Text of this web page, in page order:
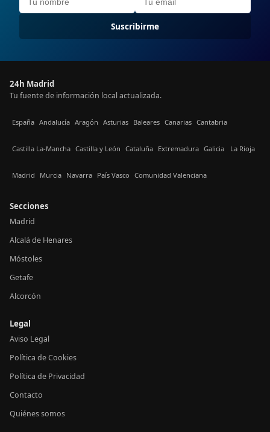
Suscribirme
24h Madrid
Tu fuente de información local actualizada.
España Andalucía Aragón Asturias Baleares Canarias Cantabria
Castilla La-Mancha Castilla y León Cataluña Extremadura Galicia La Rioja
Madrid Murcia Navarra País Vasco Comunidad Valenciana
Secciones
Madrid
Alcalá de Henares
Móstoles
Getafe
Alcorcón
Legal
Aviso Legal
Política de Cookies
Política de Privacidad
Contacto
Quiénes somos